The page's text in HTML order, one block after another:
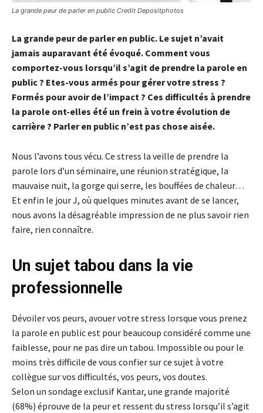
La grande peur de parler en public Credit Depositphotos
La grande peur de parler en public. Le sujet n’avait
jamais auparavant été évoqué. Comment vous
comportez-vous lorsqu’il s’agit de prendre la parole en
public ? Etes-vous armés pour gérer votre stress ?
Formés pour avoir de l’impact ? Ces difficultés à prendre
la parole ont-elles été un frein à votre évolution de
carrière ? Parler en public n’est pas chose aisée.
Nous l’avons tous vécu. Ce stress la veille de prendre la
parole lors d’un séminaire, une réunion stratégique, la
mauvaise nuit, la gorge qui serre, les bouffées de chaleur…
Et enfin le jour J, où quelques minutes avant de se lancer,
nous avons la désagréable impression de ne plus savoir rien
faire, rien connaître.
Un sujet tabou dans la vie
professionnelle
Dévoiler vos peurs, avouer votre stress lorsque vous prenez
la parole en public est pour beaucoup considéré comme une
faiblesse, pour ne pas dire un tabou. Impossible ou pour le
moins très difficile de vous confier sur ce sujet à votre
collègue sur vos difficultés, vos peurs, vos doutes.
Selon un sondage exclusif Kantar, une grande majorité
(68%) éprouve de la peur et ressent du stress lorsqu’il s’agit